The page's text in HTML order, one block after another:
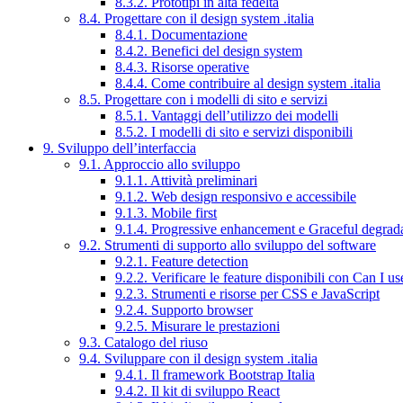
8.4. Progettare con il design system .italia
8.4.1. Documentazione
8.4.2. Benefici del design system
8.4.3. Risorse operative
8.4.4. Come contribuire al design system .italia
8.5. Progettare con i modelli di sito e servizi
8.5.1. Vantaggi dell’utilizzo dei modelli
8.5.2. I modelli di sito e servizi disponibili
9. Sviluppo dell’interfaccia
9.1. Approccio allo sviluppo
9.1.1. Attività preliminari
9.1.2. Web design responsivo e accessibile
9.1.3. Mobile first
9.1.4. Progressive enhancement e Graceful
9.2. Strumenti di supporto allo sviluppo del software
9.2.1. Feature detection
9.2.2. Verificare le feature disponibili con Can I
9.2.3. Strumenti e risorse per CSS e JavaScript
9.2.4. Supporto browser
9.2.5. Misurare le prestazioni
9.3. Catalogo del riuso
9.4. Sviluppare con il design system .italia
9.4.1. Il framework Bootstrap Italia
9.4.2. Il kit di sviluppo React